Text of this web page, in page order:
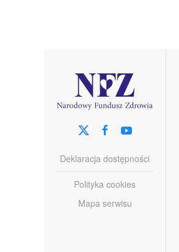
Deklaracja dostępności
Polityka cookies
Mapa serwisu